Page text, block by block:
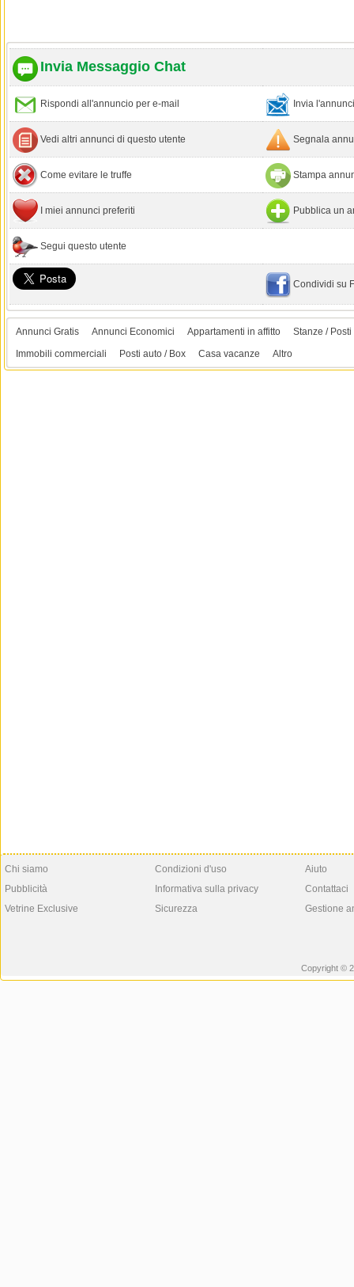
Invia Messaggio Chat
Rispondi all'annuncio per e-mail Invia
Vedi altri annunci di questo utente Segnala
Come evitare le truffe Stampa
I miei annunci preferiti Pubblica un
Segui questo utente
Condividi su
Annunci Gratis Annunci Economici Appartamenti in affitto
Stanze / Posti
Immobili commerciali
Posti auto / Box Casa vacanze Altro
Chi siamo
Pubblicità
Vetrine Exclusive
Condizioni d'uso
Informativa sulla privacy
Sicurezza
Aiuto
Contattaci
Gestione
Copyright ©